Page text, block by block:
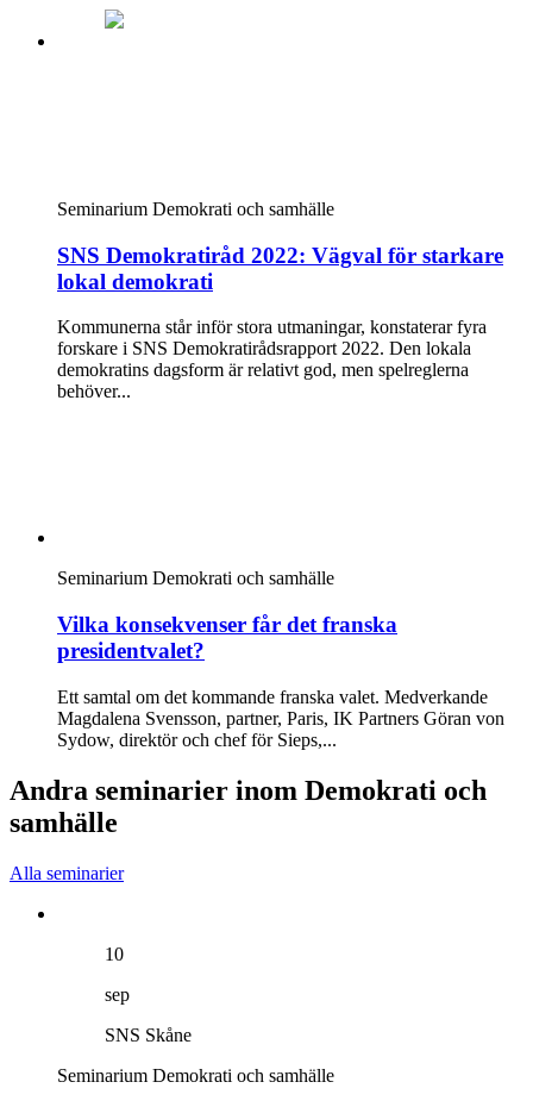
Seminarium Demokrati och samhälle
SNS Demokratiråd 2022: Vägval för starkare
lokal demokrati
Kommunerna står inför stora utmaningar, konstaterar fyra
forskare i SNS Demokratirådsrapport 2022. Den lokala
demokratins dagsform är relativt god, men spelreglerna
behöver...
Seminarium Demokrati och samhälle
Vilka konsekvenser får det franska
presidentvalet?
Ett samtal om det kommande franska valet. Medverkande
Magdalena Svensson, partner, Paris, IK Partners Göran von
Sydow, direktör och chef för Sieps,...
Andra seminarier inom Demokrati och
samhälle
Alla seminarier
10
sep
SNS Skåne
Seminarium Demokrati och samhälle